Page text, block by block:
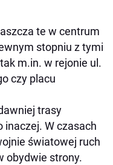
te w centrum
stopniu z tymi
m.in. w rejonie ul.
czy placu
trasy
inaczej. W czasach
światowej ruch
obydwie strony.